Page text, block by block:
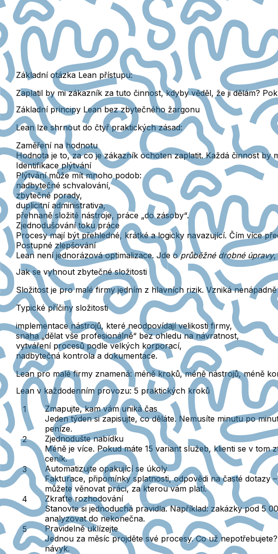
Základní otázka Lean přístupu:
Zaplatil by mi zákazník za tuto činnost, kdyby věděl, že ji dělám?
Základní principy Lean bez zbytečného žargonu
Lean lze shrnout do čtyř praktických zásad:
Zaměření na hodnotu
Hodnota je to, za co je zákazník ochoten zaplatit.Každá činnost by
Identifikace plýtvání
Plýtvání může mít mnoho podob:
nadbytečné schvalování,
zbytečné porady,
duplicitní administrativa,
přehnaně složité nástroje, práce „do zásoby“.
Zjednodušování toku práce
Procesy mají býtpřehledné, krátké a logicky navazující. Čím více
Postupné zlepšování
Lean není jednorázová optimalizace. Jde oprůběžné drobné úpravy,
Jak se vyhnout zbytečné složitosti
Složitost je pro malé firmy jedním z hlavních rizik. Vzniká
Typické příčiny složitosti
implementace nástrojů, které neodpovídají velikosti firmy,
snaha „dělat vše profesionálně“ bez ohledu na návratnost,
vytváření procesů podle velkých korporací,
nadbytečná kontrola a dokumentace.
Lean pro malé firmy znamená: méně kroků, méně nástrojů, méně
Lean v každodenním provozu: 5 praktických kroků
Zmapujte, kam vám uniká čas
Jeden týden si zapisujte, co děláte. Nemusíte minutu po
peníze.
Zjednodušte nabídku
Méně je více. Pokud máte 15 variant služeb, klienti se v
ceník.
Automatizujte opakující se úkoly
Fakturace, připomínky splatnosti, odpovědi na časté dotazy
můžete věnovat práci, za kterou vám platí.
Zkraťte rozhodování
Stanovte si jednoduchá pravidla. Například: zakázky pod 5
analyzovat do nekonečna.
Pravidelně uklízejte
Jednou za měsíc projděte své procesy. Co už
návyk.